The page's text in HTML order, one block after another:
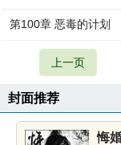
第100章 恶毒的计划
上一页
封面推荐
悔